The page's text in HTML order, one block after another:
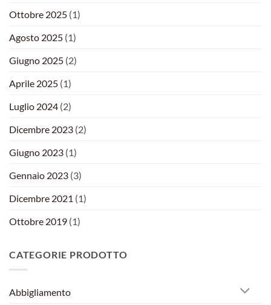
Ottobre 2025 (1)
Agosto 2025 (1)
Giugno 2025 (2)
Aprile 2025 (1)
Luglio 2024 (2)
Dicembre 2023 (2)
Giugno 2023 (1)
Gennaio 2023 (3)
Dicembre 2021 (1)
Ottobre 2019 (1)
CATEGORIE PRODOTTO
Abbigliamento